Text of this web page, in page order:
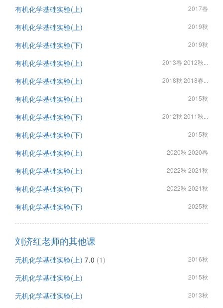
有机化学基础实验(上) 2017春
有机化学基础实验(上) 2019秋
有机化学基础实验(下) 2019秋
有机化学基础实验(上) 2013春 2012秋...
有机化学基础实验(上) 2018秋 2018春...
有机化学基础实验(上) 2015秋
有机化学基础实验(下) 2012秋 2011秋...
有机化学基础实验(下) 2015秋
有机化学基础实验(上) 2020秋 2020春
有机化学基础实验(上) 2022秋 2021秋
有机化学基础实验(下) 2022秋 2021秋
有机化学基础实验(下) 2025秋
刘济红老师的其他课
无机化学基础实验(上) 7.0 (1) 2016秋
无机化学基础实验(上) 2015秋
无机化学基础实验(上) 2013秋